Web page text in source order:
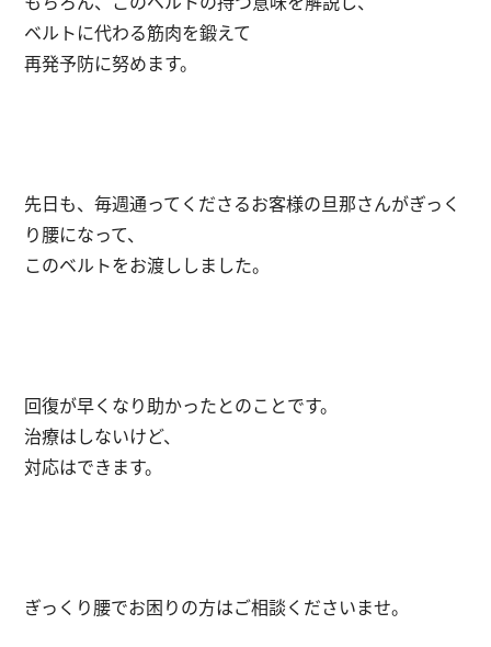
ベルトに代わる筋肉を鍛えて
再発予防に努めます。
先日も、毎週通ってくださるお客様の旦那さんがぎっく
り腰になって、
このベルトをお渡ししました。
回復が早くなり助かったとのことです。
治療はしないけど、
対応はできます。
ぎっくり腰でお困りの方はご相談くださいませ。